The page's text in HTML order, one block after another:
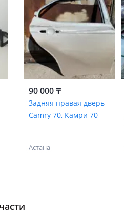
90 000 ₸
Задняя правая дверь
Camry 70, Камри 70
Астана